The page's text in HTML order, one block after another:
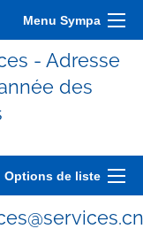
Menu Sympa
- Adresse
des
Options de liste